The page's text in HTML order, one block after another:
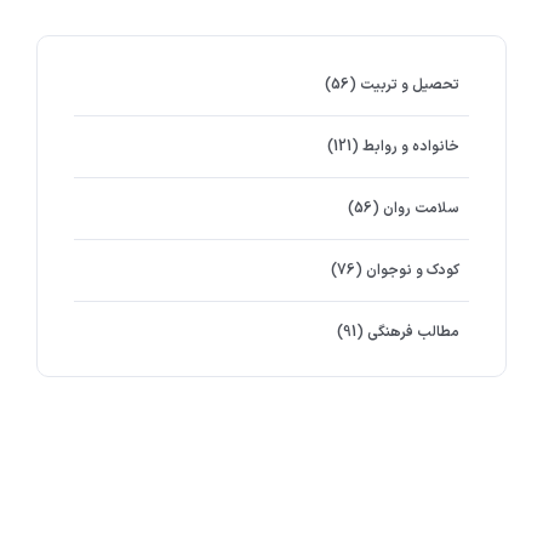
تحصیل و تربیت (56)
خانواده و روابط (121)
سلامت روان (56)
کودک و نوجوان (76)
مطالب فرهنگی (91)